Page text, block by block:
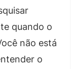
quando o
não está
o